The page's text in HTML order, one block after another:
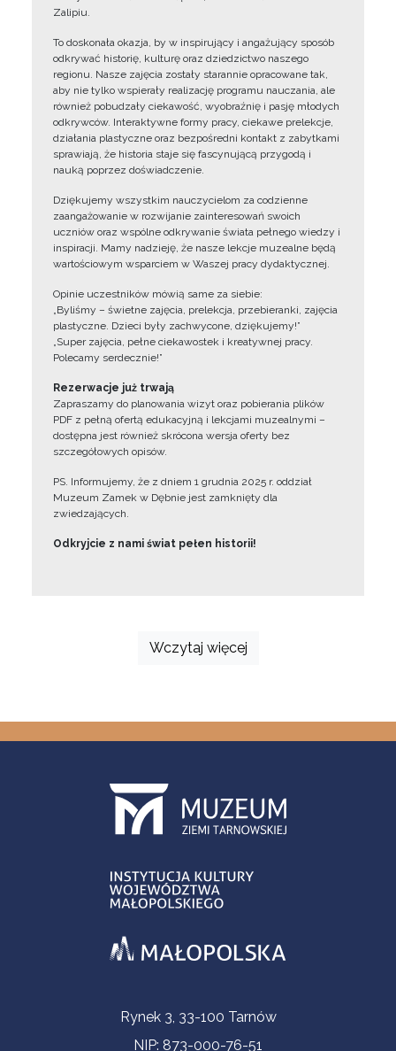
Zalipiu.
To doskonała okazja, by w inspirujący i angażujący sposób
odkrywać historię, kulturę oraz dziedzictwo naszego
regionu. Nasze zajęcia zostały starannie opracowane tak,
aby nie tylko wspierały realizację programu nauczania, ale
również pobudzały ciekawość, wyobraźnię i pasję młodych
odkrywców. Interaktywne formy pracy, ciekawe prelekcje,
działania plastyczne oraz bezpośredni kontakt z zabytkami
sprawiają, że historia staje się fascynującą przygodą i
nauką poprzez doświadczenie.
Dziękujemy wszystkim nauczycielom za codzienne
zaangażowanie w rozwijanie zainteresowań swoich
uczniów oraz wspólne odkrywanie świata pełnego wiedzy i
inspiracji. Mamy nadzieję, że nasze lekcje muzealne będą
wartościowym wsparciem w Waszej pracy dydaktycznej.
Opinie uczestników mówią same za siebie:
„Byliśmy – świetne zajęcia, prelekcja, przebieranki, zajęcia
plastyczne. Dzieci były zachwycone, dziękujemy!”
„Super zajęcia, pełne ciekawostek i kreatywnej pracy.
Polecamy serdecznie!”
Rezerwacje już trwają
Zapraszamy do planowania wizyt oraz pobierania plików
PDF z pełną ofertą edukacyjną i lekcjami muzealnymi –
dostępna jest również skrócona wersja oferty bez
szczegółowych opisów.
PS. Informujemy, że z dniem 1 grudnia 2025 r. oddział
Muzeum Zamek w Dębnie jest zamknięty dla
zwiedzających.
Odkryjcie z nami świat pełen historii!
Wczytaj więcej
Informacje kontaktoweRynek 3, 33-100 Tarnów
NIP: 873-000-76-51